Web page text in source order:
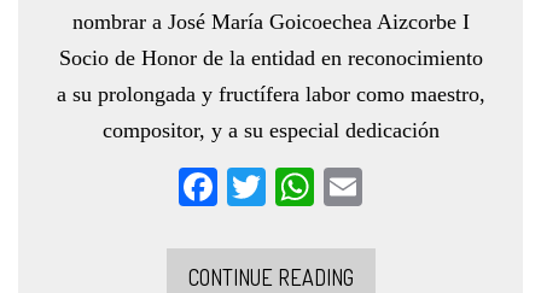
nombrar a José María Goicoechea Aizcorbe I
Socio de Honor de la entidad en reconocimiento
a su prolongada y fructífera labor como maestro,
compositor, y a su especial dedicación
Facebook
TwitterWhatsApp
CONTINUE READING